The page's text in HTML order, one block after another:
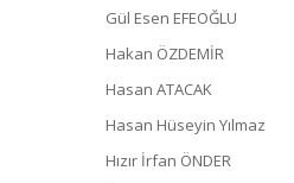
Gül Esen EFEOĞLU
Hakan ÖZDEMİR
Hasan ATACAK
Hasan Hüseyin Yılmaz
Hızır İrfan ÖNDER